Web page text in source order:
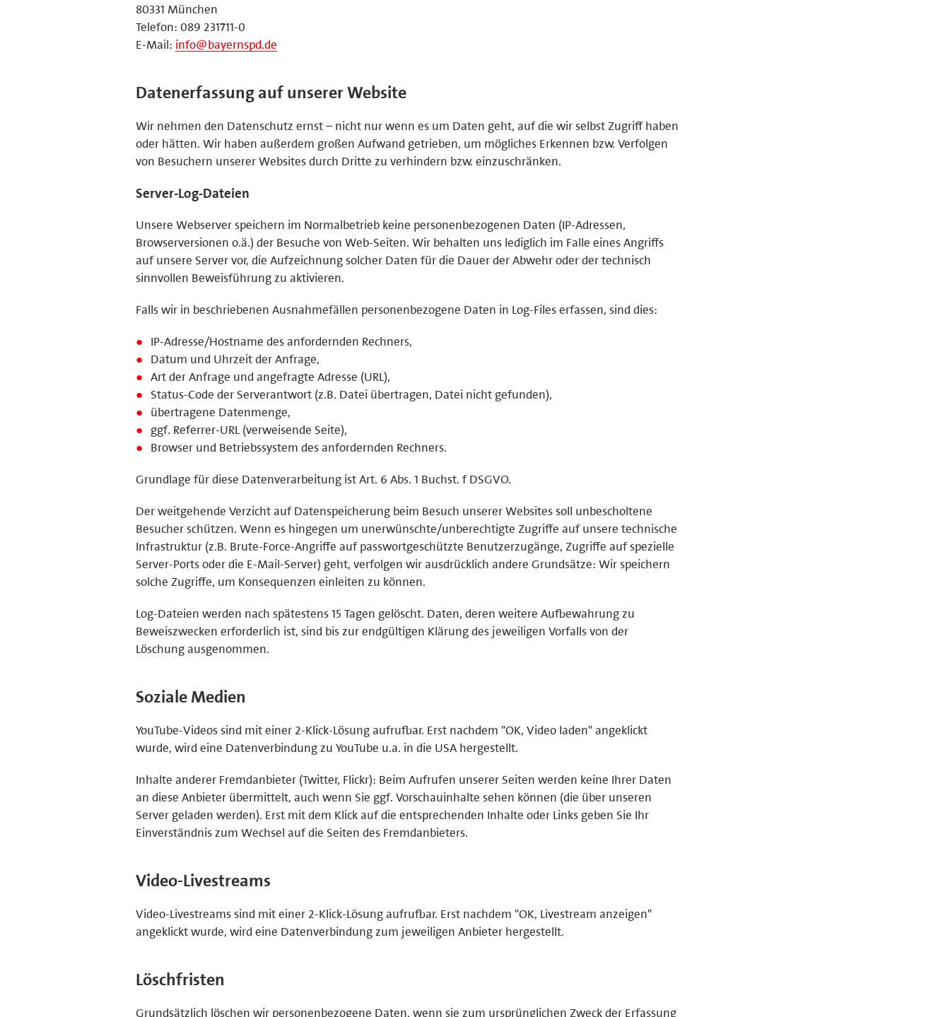
80331 München
Telefon: 089 231711-0
E-Mail: info@bayernspd.de
Datenerfassung auf unserer Website
Wir nehmen den Datenschutz ernst – nicht nur wenn es um Daten geht, auf die wir selbst Zugriff haben
oder hätten. Wir haben außerdem großen Aufwand getrieben, um mögliches Erkennen bzw. Verfolgen
von Besuchern unserer Websites durch Dritte zu verhindern bzw. einzuschränken.
Server-Log-Dateien
Unsere Webserver speichern im Normalbetrieb keine personenbezogenen Daten (IP-Adressen,
Browserversionen o.ä.) der Besuche von Web-Seiten. Wir behalten uns lediglich im Falle eines Angriffs
auf unsere Server vor, die Aufzeichnung solcher Daten für die Dauer der Abwehr oder der technisch
sinnvollen Beweisführung zu aktivieren.
Falls wir in beschriebenen Ausnahmefällen personenbezogene Daten in Log-Files erfassen, sind dies:
IP-Adresse/Hostname des anfordernden Rechners,
Datum und Uhrzeit der Anfrage,
Art der Anfrage und angefragte Adresse (URL),
Status-Code der Serverantwort (z.B. Datei übertragen, Datei nicht gefunden),
übertragene Datenmenge,
ggf. Referrer-URL (verweisende Seite),
Browser und Betriebssystem des anfordernden Rechners.
Grundlage für diese Datenverarbeitung ist Art. 6 Abs. 1 Buchst. f DSGVO.
Der weitgehende Verzicht auf Datenspeicherung beim Besuch unserer Websites soll unbescholtene
Besucher schützen. Wenn es hingegen um unerwünschte/unberechtigte Zugriffe auf unsere technische
Infrastruktur (z.B. Brute-Force-Angriffe auf passwortgeschützte Benutzerzugänge, Zugriffe auf spezielle
Server-Ports oder die E-Mail-Server) geht, verfolgen wir ausdrücklich andere Grundsätze: Wir speichern
solche Zugriffe, um Konsequenzen einleiten zu können.
Log-Dateien werden nach spätestens 15 Tagen gelöscht. Daten, deren weitere Aufbewahrung zu
Beweiszwecken erforderlich ist, sind bis zur endgültigen Klärung des jeweiligen Vorfalls von der
Löschung ausgenommen.
Soziale Medien
YouTube-Videos sind mit einer 2-Klick-Lösung aufrufbar. Erst nachdem "OK, Video laden" angeklickt
wurde, wird eine Datenverbindung zu YouTube u.a. in die USA hergestellt.
Inhalte anderer Fremdanbieter (Twitter, Flickr): Beim Aufrufen unserer Seiten werden keine Ihrer Daten
an diese Anbieter übermittelt, auch wenn Sie ggf. Vorschauinhalte sehen können (die über unseren
Server geladen werden). Erst mit dem Klick auf die entsprechenden Inhalte oder Links geben Sie Ihr
Einverständnis zum Wechsel auf die Seiten des Fremdanbieters.
Video-Livestreams
Video-Livestreams sind mit einer 2-Klick-Lösung aufrufbar. Erst nachdem "OK, Livestream anzeigen"
angeklickt wurde, wird eine Datenverbindung zum jeweiligen Anbieter hergestellt.
Löschfristen
Grundsätzlich löschen wir personenbezogene Daten, wenn sie zum ursprünglichen Zweck der Erfassung